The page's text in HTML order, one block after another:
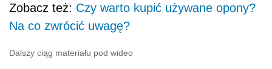
Zobacz też: Czy warto kupić używane opony?
Na co zwrócić uwagę?
Dalszy ciąg materiału pod wideo